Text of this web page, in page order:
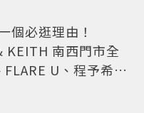
個必逛理由！
KEITH 南西門市全
U、程予希演